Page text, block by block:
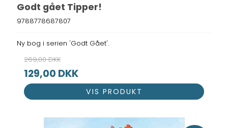
Godt gået Tipper!
9788778687807
Ny bog i serien 'Godt Gået'.
269,00 DKK
129,00 DKK
VIS PRODUKT